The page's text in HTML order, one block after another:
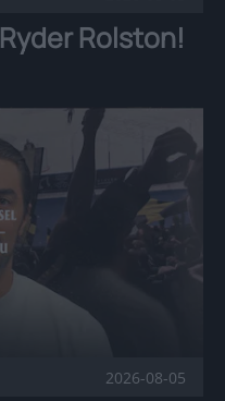
Rolston!
08-05
2026-08-05